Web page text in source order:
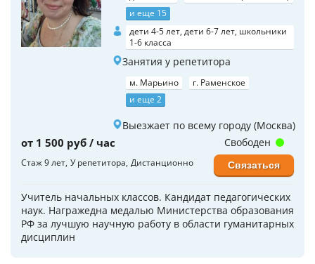
и еще 15
дети 4-5 лет, дети 6-7 лет, школьники
1-6 класса
Занятия у репетитора
м. Марьино
г. Раменское
и еще 2
Выезжает по всему городу (Москва)
от 1 500 руб / час
Стаж 9 лет У репетитора Дистанционно
Учитель начальных классов. Кандидат педагогических
наук. Награжедна медалью Министерства образования
РФ за лучшую научную работу в области гуманитарных
дисциплин
Свободен
Связаться